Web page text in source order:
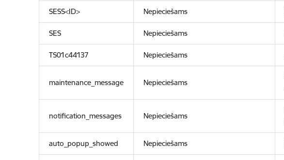
SESS<ID> Nepieciešams
SES Nepieciešams
TS01c44137 Nepieciešams
maintenance_message Nepieciešams
notification_messages Nepieciešams
auto_popup_showed Nepieciešams